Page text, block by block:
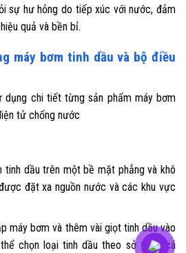
sự hư hỏng do tiếp xúc với nước, đảm
quả và bền bỉ.
máy bơm tinh dầu và bộ điều
dụng chi tiết từng sản phẩm máy bơm
tử chống nước
tinh dầu trên một bề mặt phẳng và khô
đặt xa nguồn nước và các khu vực
máy bơm và thêm vài giọt tinh dầu vào
chọn loại tinh dầu theo sở thích cá